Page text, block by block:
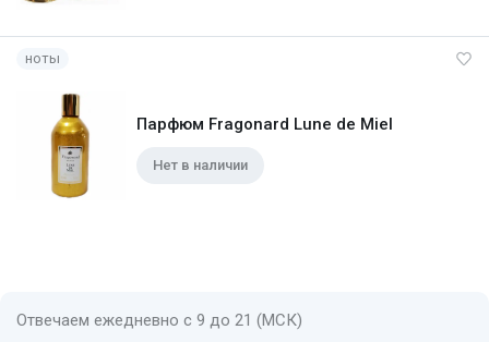
ноты
Парфюм Fragonard Lune de Miel
Нет в наличии
Отвечаем ежедневно с 9 до 21 (МСК)